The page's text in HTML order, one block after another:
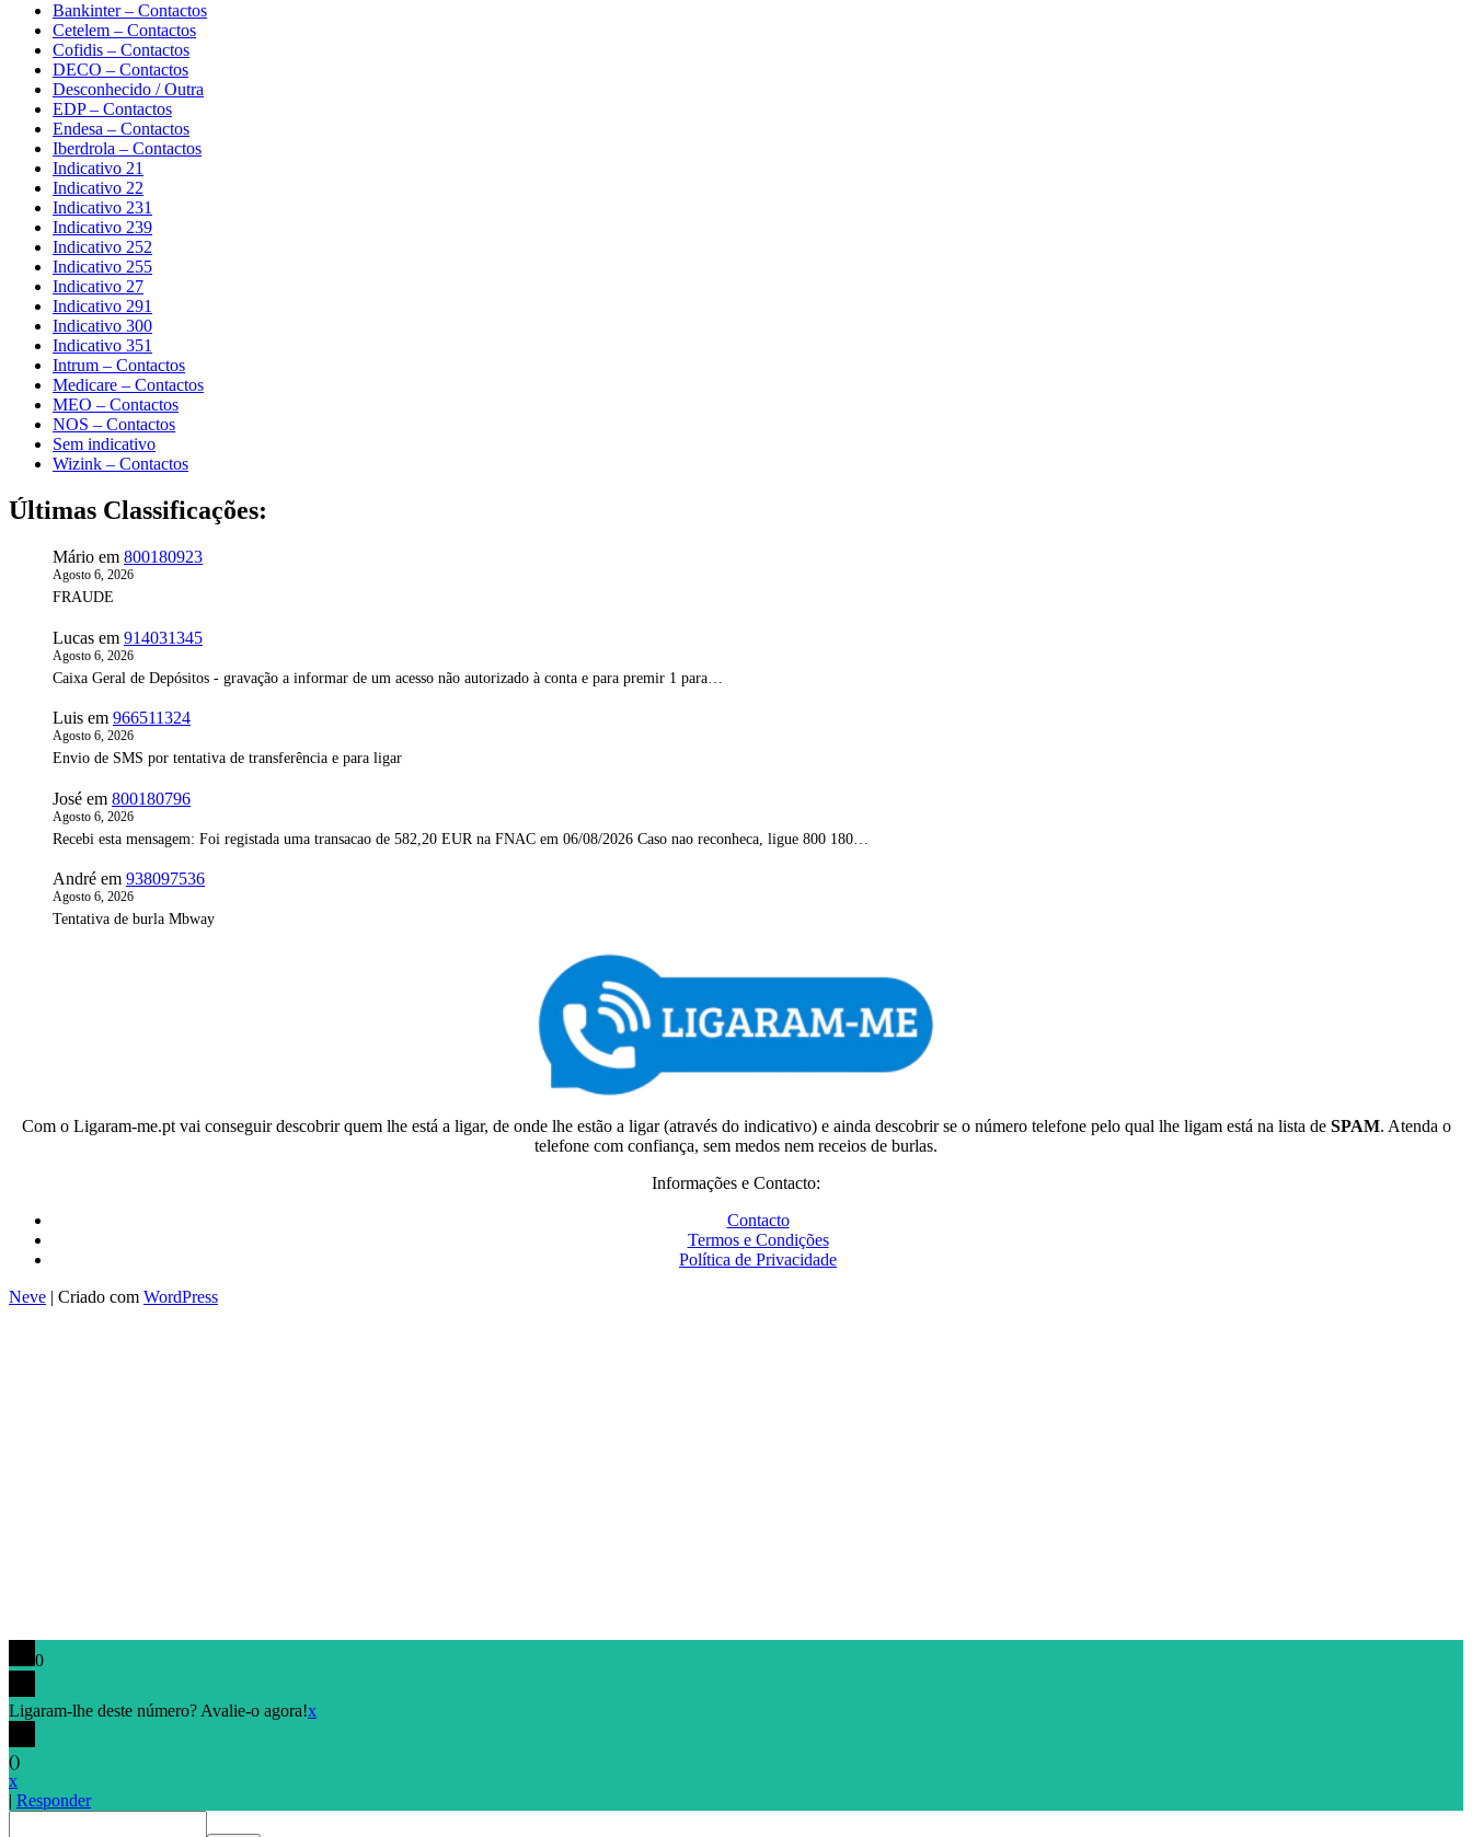
Bankinter – Contactos
Cetelem – Contactos
Cofidis – Contactos
DECO – Contactos
Desconhecido / Outra
EDP – Contactos
Endesa – Contactos
Iberdrola – Contactos
Indicativo 21
Indicativo 22
Indicativo 231
Indicativo 239
Indicativo 252
Indicativo 255
Indicativo 27
Indicativo 291
Indicativo 300
Indicativo 351
Intrum – Contactos
Medicare – Contactos
MEO – Contactos
NOS – Contactos
Sem indicativo
Wizink – Contactos
Últimas Classificações:
Mário em 800180923
Agosto 6, 2026
FRAUDE
Lucas em 914031345
Agosto 6, 2026
Caixa Geral de Depósitos - gravação a informar de um acesso não autorizado à conta e para premir 1 para…
Luis em 966511324
Agosto 6, 2026
Envio de SMS por tentativa de transferência e para ligar
José em 800180796
Agosto 6, 2026
Recebi esta mensagem: Foi registada uma transacao de 582,20 EUR na FNAC em 06/08/2026 Caso nao reconheca, ligue 800 180…
André em 938097536
Agosto 6, 2026
Tentativa de burla Mbway
Com o Ligaram-me.pt vai conseguir descobrir quem lhe está a ligar, de onde lhe estão a ligar (através do indicativo) e ainda descobrir se o número telefone pelo qual lhe ligam está na lista de SPAM. Atenda o
telefone com confiança, sem medos nem receios de burlas.
Informações e Contacto:
Contacto
Termos e Condições
Política de Privacidade
Neve | Criado com WordPress
0
Ligaram-lhe deste número? Avalie-o agora!x
()
x
| Responder